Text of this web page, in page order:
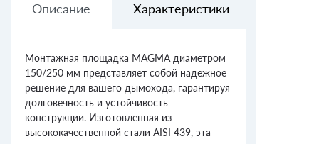
Описание Характеристики
Монтажная площадка MAGMA диаметром
150/250 мм представляет собой надежное
решение для вашего дымохода, гарантируя
долговечность и устойчивость
конструкции. Изготовленная из
высококачественной стали AISI 439, эта